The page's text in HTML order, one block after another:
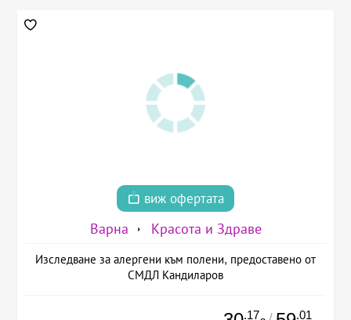
виж офертата
Варна Красота и Здраве
Изследване за алергени към полени, предоставено от
СМДЛ Кандиларов
.17 .01